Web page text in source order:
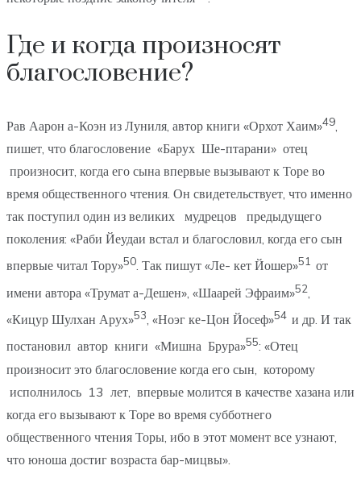
Где и когда произносят
благословение?
Рав Аарон а-Коэн из Луниля, автор книги «Орхот Хаим»49,
пишет, что благословение «Барух Ше-птарани» отец
произносит, когда его сына впервые вызывают к Торе во
время общественного чтения. Он свидетельствует, что именно
так поступил один из великих мудрецов предыдущего
поколения: «Раби Йеудаи встал и благословил, когда его сын
впервые читал Тору»50. Так пишут «Ле- кет Йошер»51 от
имени автора «Трумат а-Дешен», «Шаарей Эфраим»52
«Кицур Шулхан Арух»53, «Ноэг ке-Цон Йосеф»54 и др. И так
постановил автор книги «Мишна Брура»55: «Отец
произносит это благословение когда его сын, которому
исполнилось 13 лет, впервые молится в качестве хазана или
когда его вызывают к Торе во время субботнего
общественного чтения Торы, ибо в этот момент все узнают,
что юноша достиг возраста бар-мицвы».